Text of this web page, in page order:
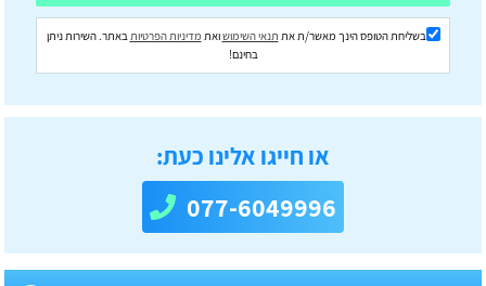
בשליחת הטופס הינך מאשר/ת את תנאי השימושואת מדיניות הפרטיותבאתר. השירות ניתן
בחינם!
או חייגו אלינו כעת:
077-6049996